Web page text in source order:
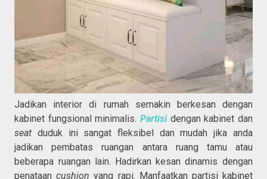
Jadikan interior di rumah semakin berkesan dengan
kabinet fungsional minimalis. Partisidengan kabinet dan
seatduduk ini sangat fleksibel dan mudah jika anda
jadikan pembatas ruangan antara ruang tamu atau
beberapa ruangan lain. Hadirkan kesan dinamis dengan
penataancushion yang rapi. Manfaatkan partisi kabinet